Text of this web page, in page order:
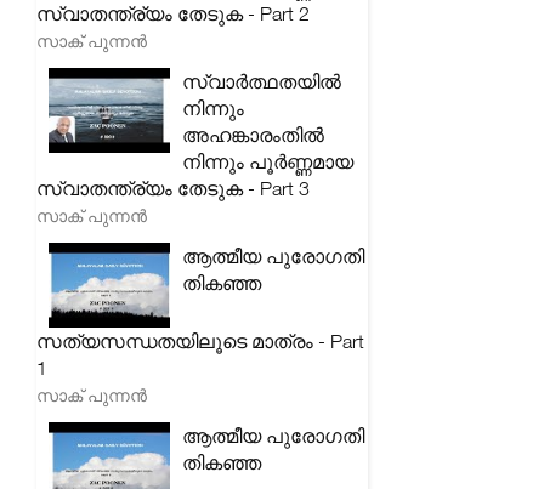
സ്വാതന്ത്ര്യം തേടുക - Part 2
സാക് പുന്നൻ
സ്വാർത്ഥതയിൽ
നിന്നും
അഹങ്കാരംതിൽ
നിന്നും പൂർണ്ണമായ
സ്വാതന്ത്ര്യം തേടുക - Part 3
സാക് പുന്നൻ
ആത്മീയ പുരോഗതി
തികഞ്ഞ
സത്യസന്ധതയിലൂടെ മാത്രം - Part
1
സാക് പുന്നൻ
ആത്മീയ പുരോഗതി
തികഞ്ഞ